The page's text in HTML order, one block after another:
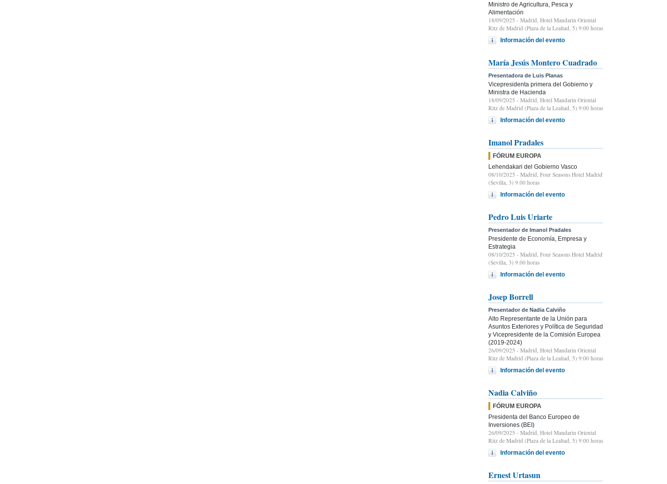
Ministro de Agricultura, Pesca y
Alimentación
18/09/2025 - Madrid, Hotel Mandarin Oriental
Ritz de Madrid (Plaza de la Lealtad, 5) 9:00 horas
Información del evento
María Jesús Montero Cuadrado
Presentadora de Luis Planas
Vicepresidenta primera del Gobierno y
Ministra de Hacienda
18/09/2025 - Madrid, Hotel Mandarin Oriental
Ritz de Madrid (Plaza de la Lealtad, 5) 9:00 horas
Información del evento
Imanol Pradales
FÓRUM EUROPA
Lehendakari del Gobierno Vasco
08/10/2025 - Madrid, Four Seasons Hotel Madrid
(Sevilla, 3) 9.00 horas
Información del evento
Pedro Luis Uriarte
Presentador de Imanol Pradales
Presidente de Economía, Empresa y
Estrategia
08/10/2025 - Madrid, Four Seasons Hotel Madrid
(Sevilla, 3) 9.00 horas
Información del evento
Josep Borrell
Presentador de Nadia Calviño
Alto Representante de la Unión para
Asuntos Exteriores y Política de Seguridad
y Vicepresidente de la Comisión Europea
(2019-2024)
26/09/2025 - Madrid, Hotel Mandarin Oriental
Ritz de Madrid (Plaza de la Lealtad, 5) 9:00 horas
Información del evento
Nadia Calviño
FÓRUM EUROPA
Presidenta del Banco Europeo de
Inversiones (BEI)
26/09/2025 - Madrid, Hotel Mandarin Oriental
Ritz de Madrid (Plaza de la Lealtad, 5) 9:00 horas
Información del evento
Ernest Urtasun